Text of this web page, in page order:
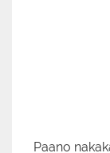
Paano